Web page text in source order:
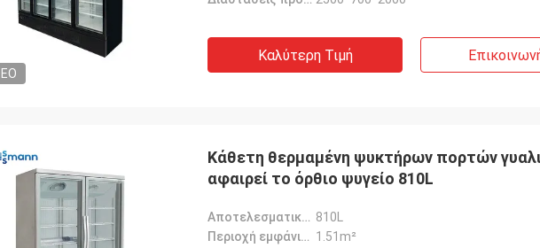
Καλύτερη Τιμή
Κάθετη θερμαμένη ψυκτήρων πορτών
αφαιρεί το όρθιο ψυγείο 810L
Αποτελεσματικός όγκος: 810L
Περιοχή εμφάνισης: 1.51m²